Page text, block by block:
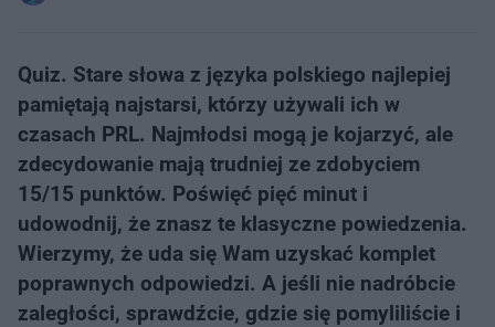
Quiz. Stare słowa z języka polskiego najlepiej
pamiętają najstarsi, którzy używali ich w
czasach PRL. Najmłodsi mogą je kojarzyć, ale
zdecydowanie mają trudniej ze zdobyciem
15/15 punktów. Poświęć pięć minut i
udowodnij, że znasz te klasyczne powiedzenia.
Wierzymy, że uda się Wam uzyskać komplet
poprawnych odpowiedzi. A jeśli nie nadróbcie
zaległości, sprawdźcie, gdzie się pomyliliście i